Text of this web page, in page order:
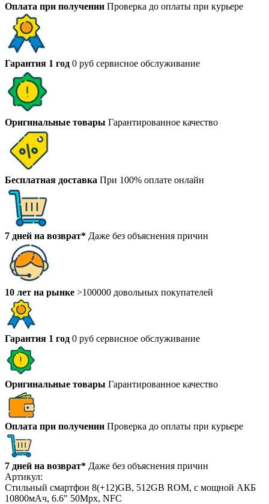
Оплата при получении Проверка до оплаты при курьере
Гарантия 1 год 0 руб сервисное обслуживание
Оригинальные товары Гарантированное качество
Бесплатная доставка При 100% оплате онлайн
7 дней на возврат* Даже без объяснения причин
10 лет на рынке >100000 довольных покупателей
Гарантия 1 год 0 руб сервисное обслуживание
Оригинальные товары Гарантированное качество
Оплата при получении Проверка до оплаты при курьере
7 дней на возврат* Даже без объяснения причин
Артикул:
Стильный смартфон 8(+12)GB, 512GB ROM, с мощной АКБ
10800мАч, 6.6" 50Mpx, NFC